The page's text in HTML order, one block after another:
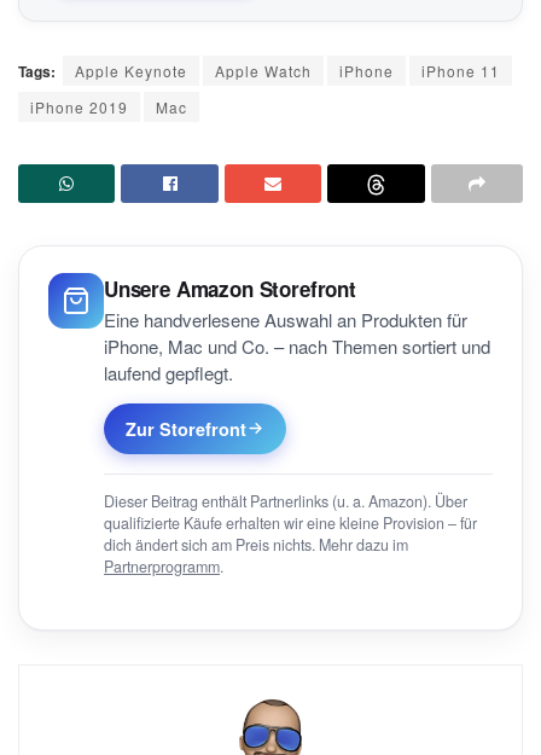
Tags: Apple Keynote Apple Watch iPhone
iPhone 11
iPhone 2019
Mac
Unsere Amazon Storefront
Eine handverlesene Auswahl an Produkten für
iPhone, Mac und Co. – nach Themen sortiert und
laufend gepflegt.
Zur Storefront
Dieser Beitrag enthält Partnerlinks (u. a. Amazon). Über
qualifizierte Käufe erhalten wir eine kleine Provision – für
dich ändert sich am Preis nichts. Mehr dazu im
Partnerprogramm.